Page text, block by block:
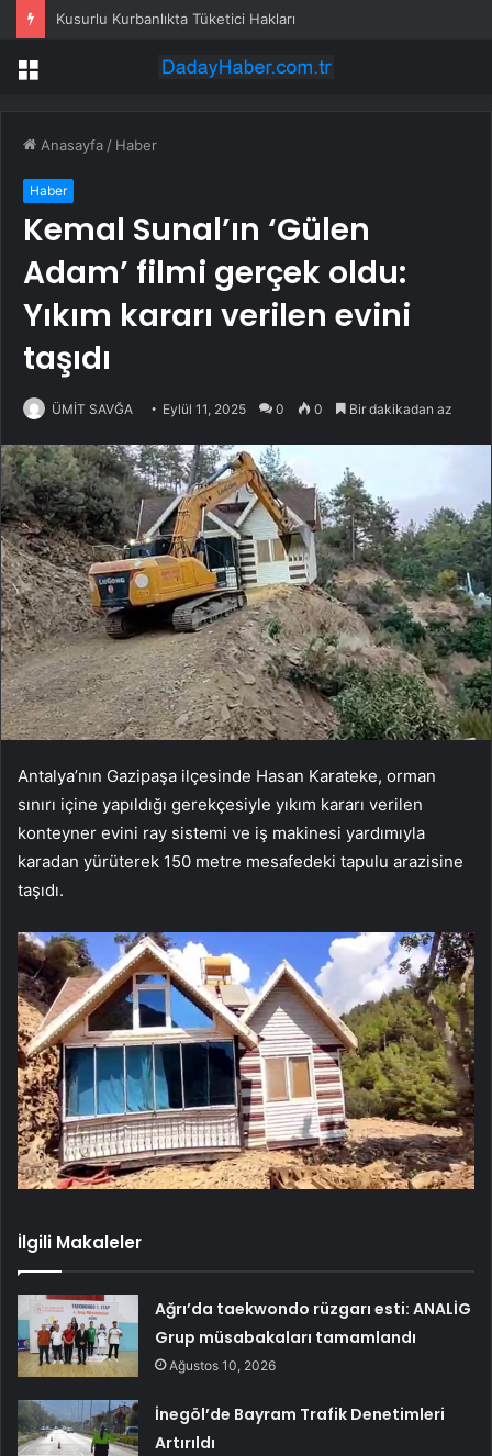
Kusurlu Kurbanlıkta Tüketici Hakları
Menü
Anasayfa / Haber
Haber
Kemal Sunal’ın ‘Gülen
Adam’ filmi gerçek oldu:
Yıkım kararı verilen evini
taşıdı
ÜMİT SAVĞA Eylül 11, 2025 0 0 Bir dakikadan az
Antalya’nın Gazipaşa ilçesinde Hasan Karateke, orman
sınırı içine yapıldığı gerekçesiyle yıkım kararı verilen
konteyner evini ray sistemi ve iş makinesi yardımıyla
karadan yürüterek 150 metre mesafedeki tapulu arazisine
taşıdı.
İlgili Makaleler
Ağrı’da taekwondo rüzgarı esti: ANALİG
Grup müsabakaları tamamlandı
Ağustos 10, 2026
İnegöl’de Bayram Trafik Denetimleri
Artırıldı